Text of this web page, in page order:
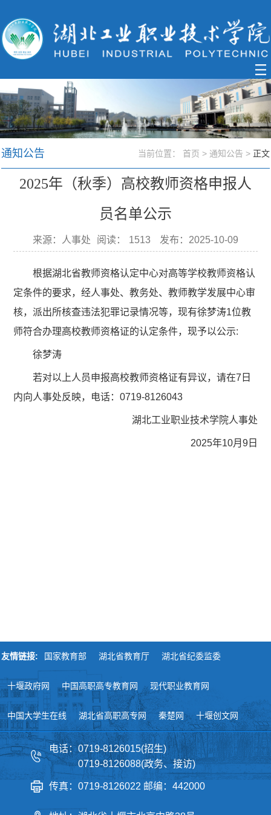
通知公告 当前位置： 首页 > 通知公告 >正文
2025年（秋季）高校教师资格申报人
员名单公示
来源：人事处 阅读： 1513 发布：2025-10-09
根据湖北省教师资格认定中心对高等学校教师资格认
定条件的要求，经人事处、教务处、教师教学发展中心审
核，派出所核查违法犯罪记录情况等，现有徐梦涛1位教
师符合办理高校教师资格证的认定条件，现予以公示:
徐梦涛
若对以上人员申报高校教师资格证有异议，请在7日
内向人事处反映，电话：0719-8126043
湖北工业职业技术学院人事处
2025年10月9日
友情链接: 国家教育部 湖北省教育厅 湖北省纪委监委
十堰政府网 中国高职高专教育网 现代职业教育网
中国大学生在线 湖北省高职高专网 秦楚网 十堰创文网
电话：0719-8126015(招生)
0719-8126088(政务、接访)
传真：0719-8126022 邮编：442000